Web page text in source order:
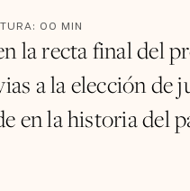
00 MIN
la recta final del
a la elección de
en la historia del